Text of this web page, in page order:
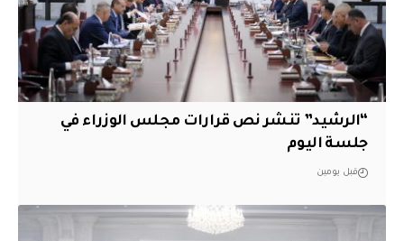
“الرشيد” تنشر نص قرارات مجلس الوزراء في
جلسة اليوم
قبل يومين